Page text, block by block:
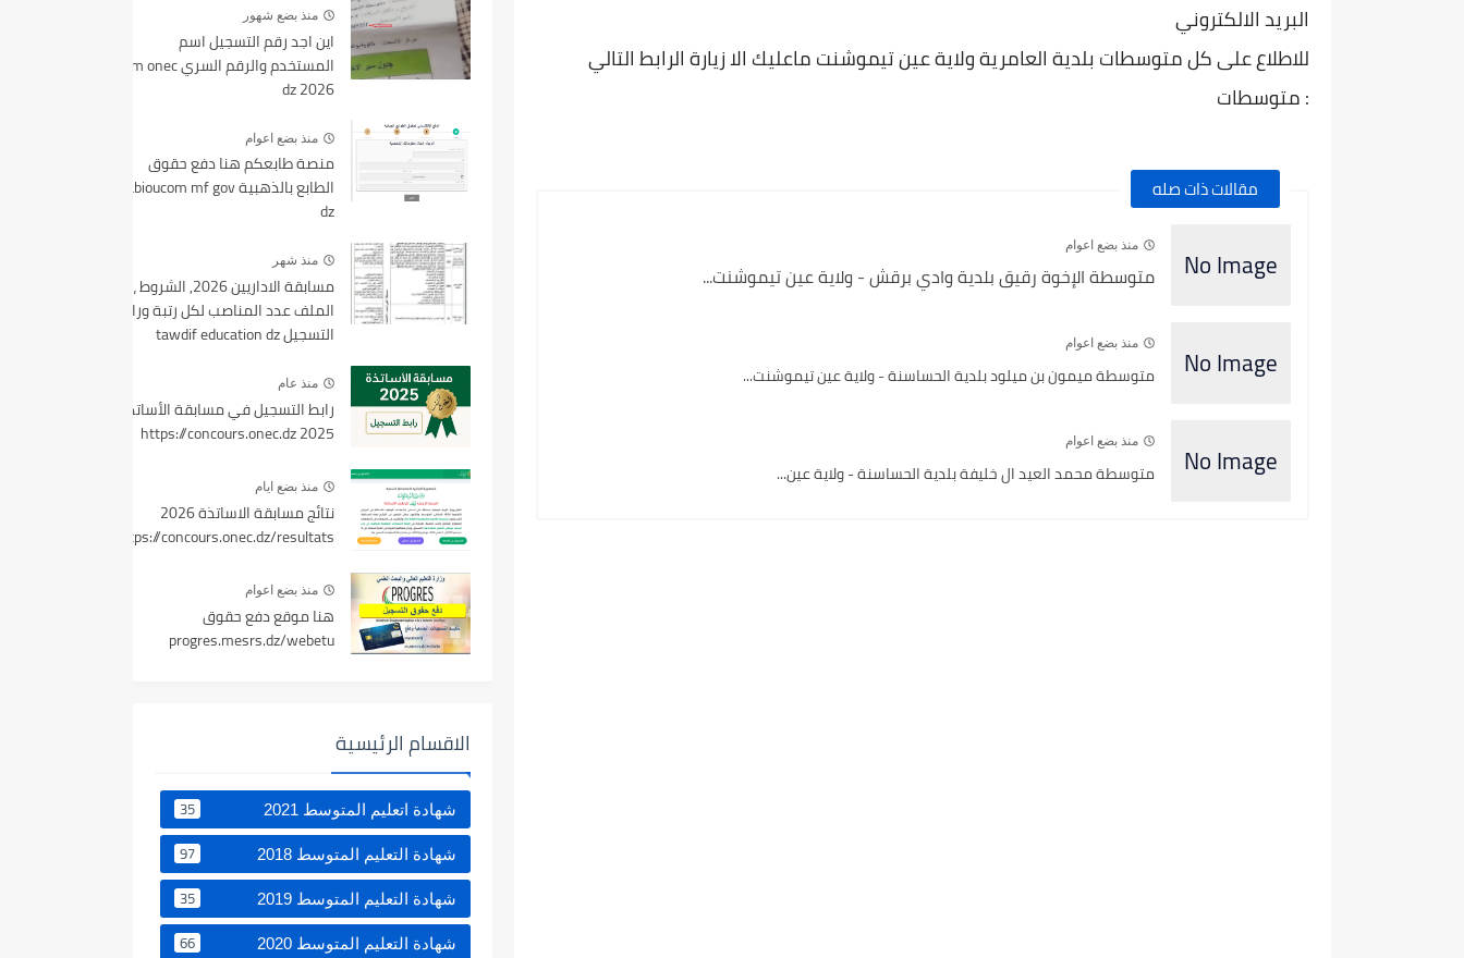
البريد الالكتروني
للاطلاع على كل متوسطات بلدية العامرية ولاية عين تيموشنت ماعليك الا زيارة الرابط التالي
: متوسطات
مقالات ذات صله
منذ بضع اعوام
متوسطة الإخوة رقيق بلدية وادي برقش - ولاية عين تيموشنت...
منذ بضع اعوام
متوسطة ميمون بن ميلود بلدية الحساسنة - ولاية عين تيموشنت...
منذ بضع اعوام
متوسطة محمد العيد ال خليفة بلدية الحساسنة - ولاية عين...
منذ بضع شهور
اين اجد رقم التسجيل اسم
المستخدم والرقم السري bem onec
dz 2026
منذ بضع اعوام
منصة طابعكم هنا دفع حقوق
الطابع بالذهبية tabioucom mf gov
dz
منذ شهر
مسابقة الاداريين 2026, الشروط ،
الملف عدد المناصب لكل رتبة ورابط
التسجيل tawdif education dz
منذ عام
رابط التسجيل في مسابقة الأساتذة
2025 https://concours.onec.dz
منذ بضع ايام
نتائج مسابقة الاساتذة 2026
https://concours.onec.dz/resultats
منذ بضع اعوام
هنا موقع دفع حقوق
progres.mesrs.dz/webetu
الاقسام الرئيسية
شهادة اتعليم المتوسط 2021 35
شهادة التعليم المتوسط 2018 97
شهادة التعليم المتوسط 2019 35
شهادة التعليم المتوسط 2020 66